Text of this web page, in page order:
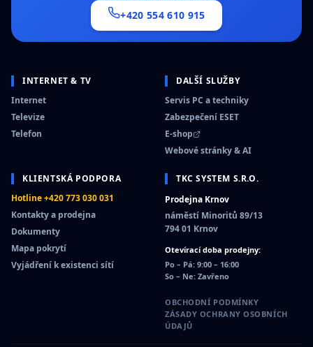
+420 554 610 915
INTERNET & TV
Internet
Televize
Telefon
DALŠÍ SLUŽBY
Servis PC a techniky
Zabezpečení ESET
E-shop
Webové stránky & AI
KLIENTSKÁ PODPORA
Hotline +420 773 030 031
Kontakty a prodejna
Dokumenty
Mapa pokrytí
Vyjádření k existenci sítí
TKC SYSTEM S.R.O.
Prodejna Krnov
náměstí Minoritů 89/13
794 01 Krnov
Otevírací doba prodejny:
Po – Pá: 9:00 – 16:00
So – Ne: Zavřeno
OBCHODNÍ PODMÍNKY
ZÁSADY OCHRANY OSOBNÍCH
ÚDAJŮ